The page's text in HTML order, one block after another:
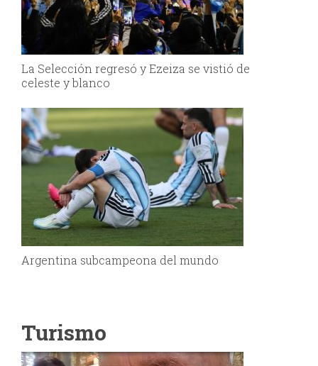
La Selección regresó y Ezeiza se vistió de
celeste y blanco
Argentina subcampeona del mundo
Turismo